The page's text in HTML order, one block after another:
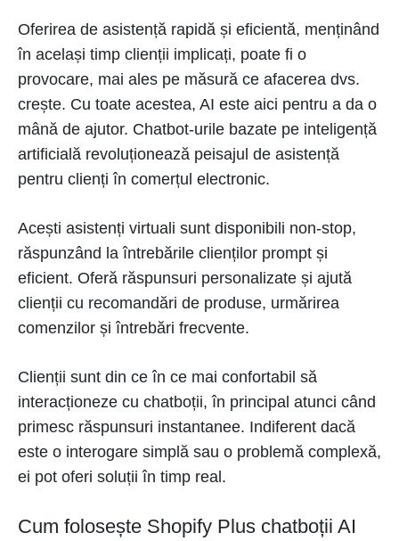
Oferirea de asistență rapidă și eficientă, menținând
în același timp clienții implicați, poate fi o
provocare, mai ales pe măsură ce afacerea dvs.
crește. Cu toate acestea, AI este aici pentru a da o
mână de ajutor. Chatbot-urile bazate pe inteligență
artificială revoluționează peisajul de asistență
pentru clienți în comerțul electronic.
Acești asistenți virtuali sunt disponibili non-stop,
răspunzând la întrebările clienților prompt și
eficient. Oferă răspunsuri personalizate și ajută
clienții cu recomandări de produse, urmărirea
comenzilor și întrebări frecvente.
Clienții sunt din ce în ce mai confortabil să
interacționeze cu chatboții, în principal atunci când
primesc răspunsuri instantanee. Indiferent dacă
este o interogare simplă sau o problemă complexă,
ei pot oferi soluții în timp real.
Cum folosește Shopify Plus chatboții AI